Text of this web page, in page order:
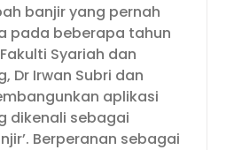
banjir yang pernah
pada beberapa tahun
Syariah dan
Dr Irwan Subri dan
aplikasi
dikenali sebagai
Berperanan sebagai